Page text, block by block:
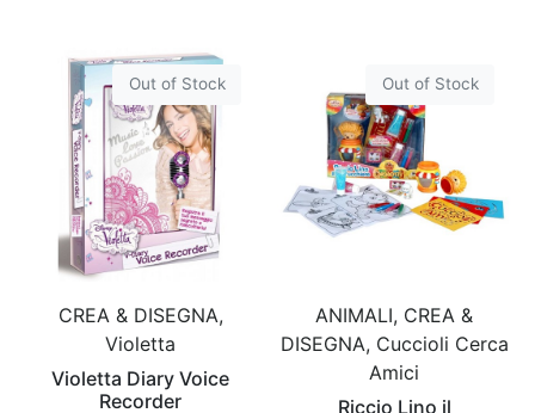
Out of Stock
CREA & DISEGNA,
Violetta
Violetta Diary Voice
Recorder
Out of Stock
ANIMALI, CREA &
DISEGNA, Cuccioli Cerca
Amici
Riccio Lino il